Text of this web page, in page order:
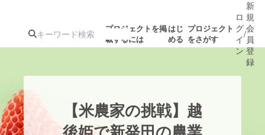
プロジェクトを掲
載するには
はじ
める
プロジェクト
をさがす
人気のプロ
ジェクト
注目のリ
注目の新着プロ
ジェクト
募集終了が近いプ
ロジェクト
ロ
グ
イ
ン
/
新
規
会
員
登
録
【米農家の挑戦】越